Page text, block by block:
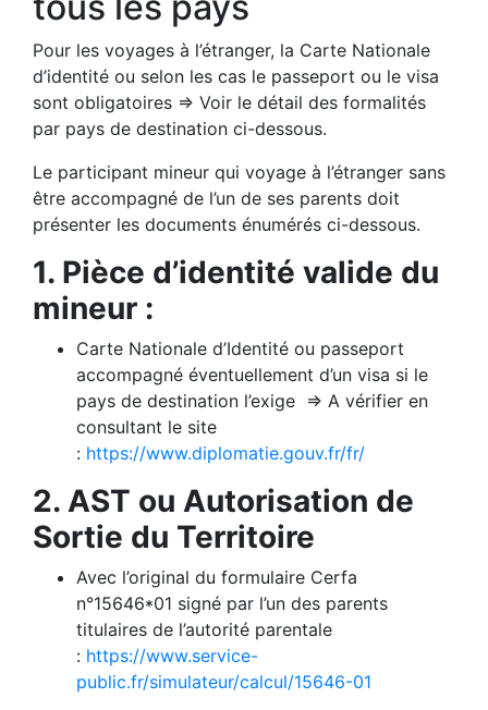
Pour les voyages à l’étranger, la Carte Nationale
d’identité ou selon les cas le passeport ou le visa
sont obligatoires => Voir le détail des formalités
par pays de destination ci-dessous.
Le participant mineur qui voyage à l’étranger sans
être accompagné de l’un de ses parents doit
présenter les documents énumérés ci-dessous.
1. Pièce d’identité valide du
mineur :
Carte Nationale d’Identité ou passeport
accompagné éventuellement d’un visa si le
pays de destination l’exige => A vérifier en
consultant le site
: https://www.diplomatie.gouv.fr/fr/
2. AST ou Autorisation de
Sortie du Territoire
Avec l’original du formulaire Cerfa
n°15646*01 signé par l’un des parents
titulaires de l’autorité parentale
: https://www.service-
public.fr/simulateur/calcul/15646-01